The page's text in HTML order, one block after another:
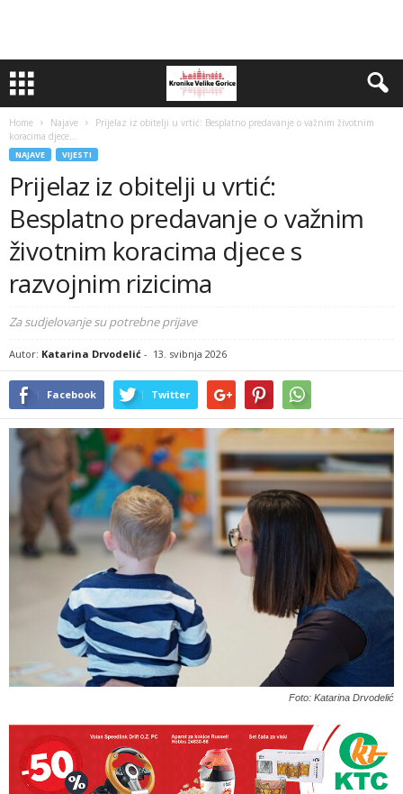
Home Najave
Prijelaz iz obitelji u vrtić: Besplatno predavanje o važnim životnim
koracima djece...
NAJAVE VIJESTI
Prijelaz iz obitelji u vrtić:
Besplatno predavanje o važnim
životnim koracima djece s
razvojnim rizicima
Za sudjelovanje su potrebne prijave
Autor: Katarina Drvodelić - 13. svibnja 2026
Facebook Twitter
Foto: Katarina Drvodelić